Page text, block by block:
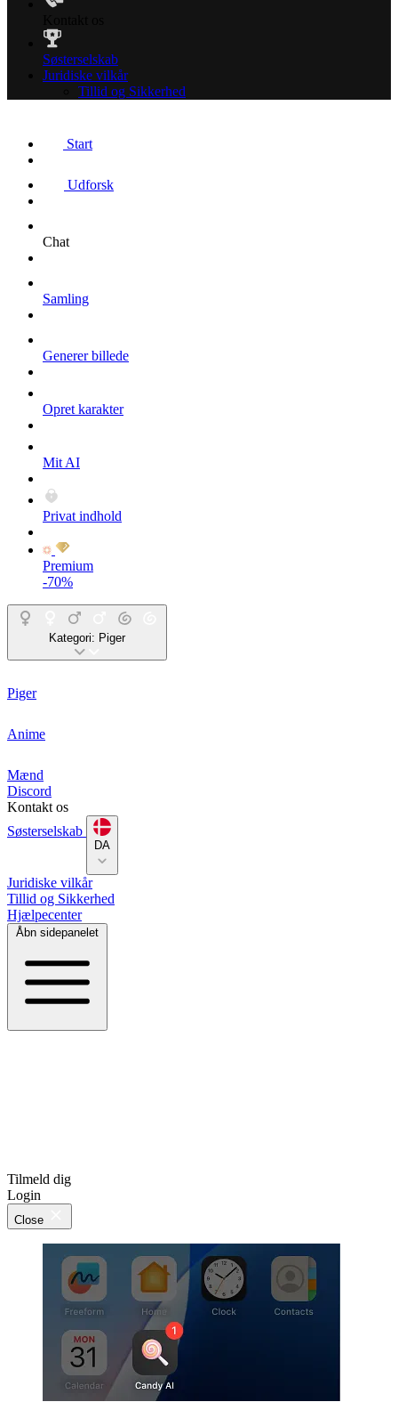
Søsterselskab
Juridiske vilkår
Tillid og Sikkerhed
Start
Udforsk
Chat
Samling
Generer billede
Opret karakter
Mit AI
Privat indhold
Premium
-70%
Kategori: Piger
Piger
Anime
Mænd
Discord
Kontakt os
Søsterselskab
DA
Juridiske vilkår
Tillid og Sikkerhed
Hjælpecenter
Åbn sidepanelet
Tilmeld dig
Login
Close